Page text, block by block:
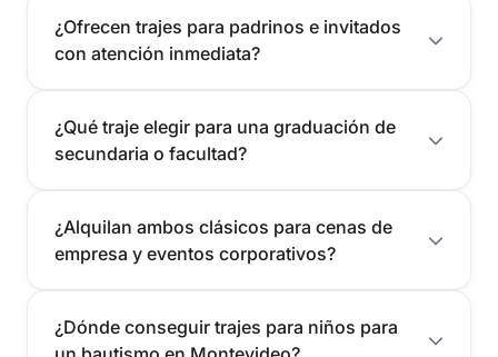
¿Ofrecen trajes para padrinos e invitados
con atención inmediata?
¿Qué traje elegir para una graduación de
secundaria o facultad?
¿Alquilan ambos clásicos para cenas de
empresa y eventos corporativos?
¿Dónde conseguir trajes para niños para